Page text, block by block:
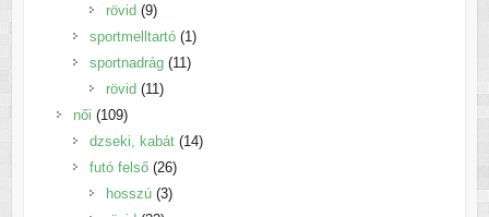
rövid 99
termék
sportmelltartó 11
termék
sportnadrág 1111
rövid 1111
női 109109
termék
dzseki, kabát 1414
futó felső 2626
termék
hosszú 33